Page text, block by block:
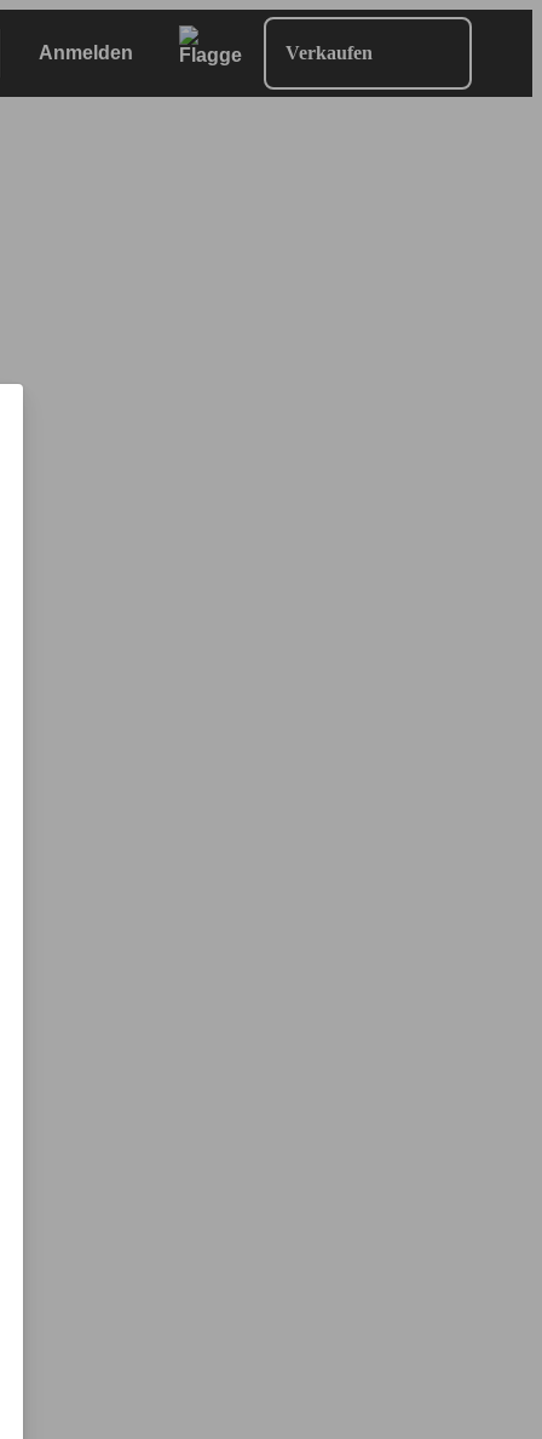
Anmelden Verkaufen